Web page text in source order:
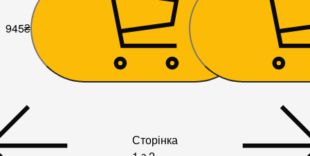
945₴ 1 080
Сторінка